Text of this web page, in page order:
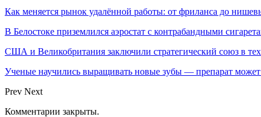
Как меняется рынок удалённой работы: от фриланса до
В Белостоке приземлился аэростат с контрабандными
США и Великобритания заключили стратегический союз в
Ученые научились выращивать новые зубы — препарат может
Prev Next
Комментарии закрыты.